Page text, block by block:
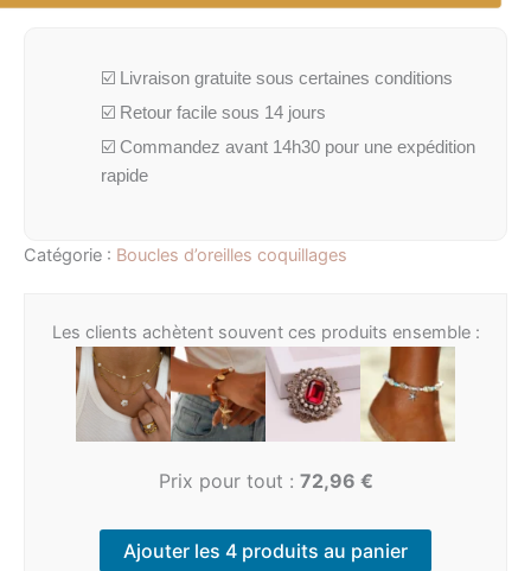
☑️ Livraison gratuite sous certaines conditions
☑️ Retour facile sous 14 jours
☑️ Commandez avant 14h30 pour une expédition
rapide
Catégorie : Boucles d’oreilles coquillages
Les clients achètent souvent ces produits ensemble :
Prix pour tout : 72,96 €
Ajouter les 4 produits au panier